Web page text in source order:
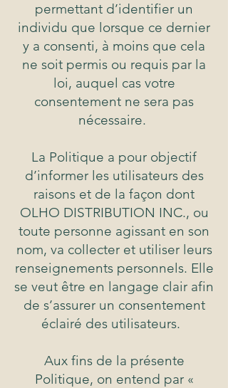
permettant d’identifier un
individu que lorsque ce dernier
y a consenti, à moins que cela
ne soit permis ou requis par la
loi, auquel cas votre
consentement ne sera pas
nécessaire.
La Politique a pour objectif
d’informer les utilisateurs des
raisons et de la façon dont
OLHO DISTRIBUTION INC., ou
toute personne agissant en son
nom, va collecter et utiliser leurs
renseignements personnels. Elle
se veut être en langage clair afin
de s’assurer un consentement
éclairé des utilisateurs.
Aux fins de la présente
Politique, on entend par «